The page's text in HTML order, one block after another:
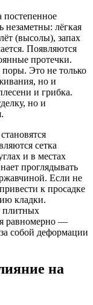
постепенное
лёгкая
(высолы), запах
Появляются
протечки.
Это не только
но и
и грибка.
но и
сетка
и в местах
проглядывать
Если не
к просадке
кладки.
плитных
равномерно —
собой деформации
на